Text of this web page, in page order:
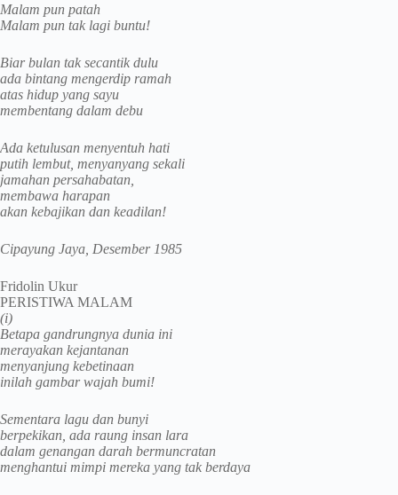
Malam pun patah
Malam pun tak lagi buntu!
Biar bulan tak secantik dulu
ada bintang mengerdip ramah
atas hidup yang sayu
membentang dalam debu
Ada ketulusan menyentuh hati
putih lembut, menyanyang sekali
jamahan persahabatan,
membawa harapan
akan kebajikan dan keadilan!
Cipayung Jaya, Desember 1985
Fridolin Ukur
PERISTIWA MALAM
(i)
Betapa gandrungnya dunia ini
merayakan kejantanan
menyanjung kebetinaan
inilah gambar wajah bumi!
Sementara lagu dan bunyi
berpekikan, ada raung insan lara
dalam genangan darah bermuncratan
menghantui mimpi mereka yang tak berdaya